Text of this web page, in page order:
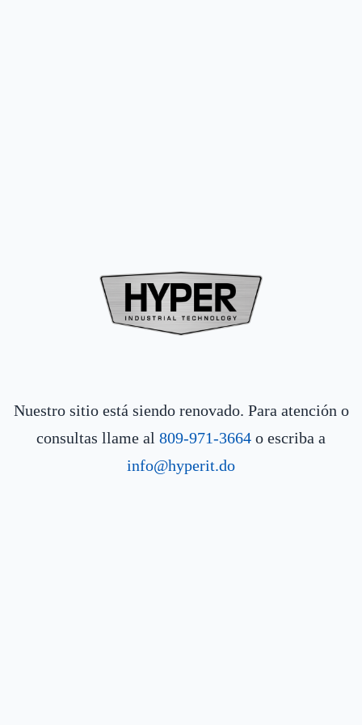
Nuestro sitio está siendo renovado. Para atención o
consultas llame al 809-971-3664 o escriba a
info@hyperit.do